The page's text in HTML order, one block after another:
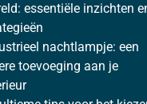
essentiële inzichten
nachtlampje: een
toevoeging aan je